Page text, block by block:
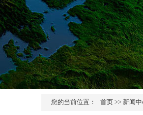
您的当前位置： 首页>> 新闻